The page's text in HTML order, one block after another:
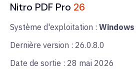
Nitro PDF Pro 26
Système d'exploitation : Windows
Dernière version : 26.0.8.0
Date de sortie : 28 mai 2026